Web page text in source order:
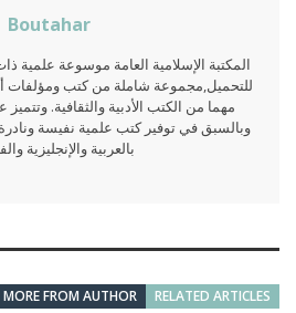
Boutahar
المكتبة الإسلامية العامة موسوعة علمية
للتحميل,مجموعة شاملة من كتب ومؤلفات
مهما من الكتب الأدبية والثقافية.
وبالسبق في توفير كتب علمية نفيسة
بالعربية والإنجليزية
RELATED ARTICLES
MORE FROM AUTHOR